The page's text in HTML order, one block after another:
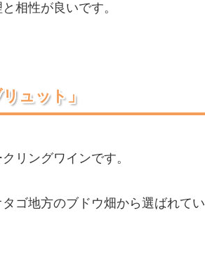
相性が良いです。
ュット」
リングワインです。
ゴ地方のブドウ畑から選ばれてい